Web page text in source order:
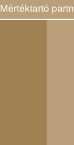
Mértéktartó